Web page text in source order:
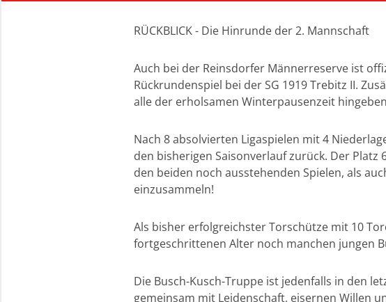
RÜCKBLICK - Die Hinrunde der 2. Mannschaft
Auch bei der Reinsdorfer Männerreserve ist
Rückrundenspiel bei der SG 1919 Trebitz II.
alle der erholsamen Winterpausenzeit
Nach 8 absolvierten Ligaspielen mit 4
den bisherigen Saisonverlauf zurück. Der
den beiden noch ausstehenden Spielen, als
einzusammeln!
Als bisher erfolgreichster Torschütze mit 10
fortgeschrittenen Alter noch manchen jungen
Die Busch-Kusch-Truppe ist jedenfalls in den
gemeinsam mit Leidenschaft, eisernen Willen